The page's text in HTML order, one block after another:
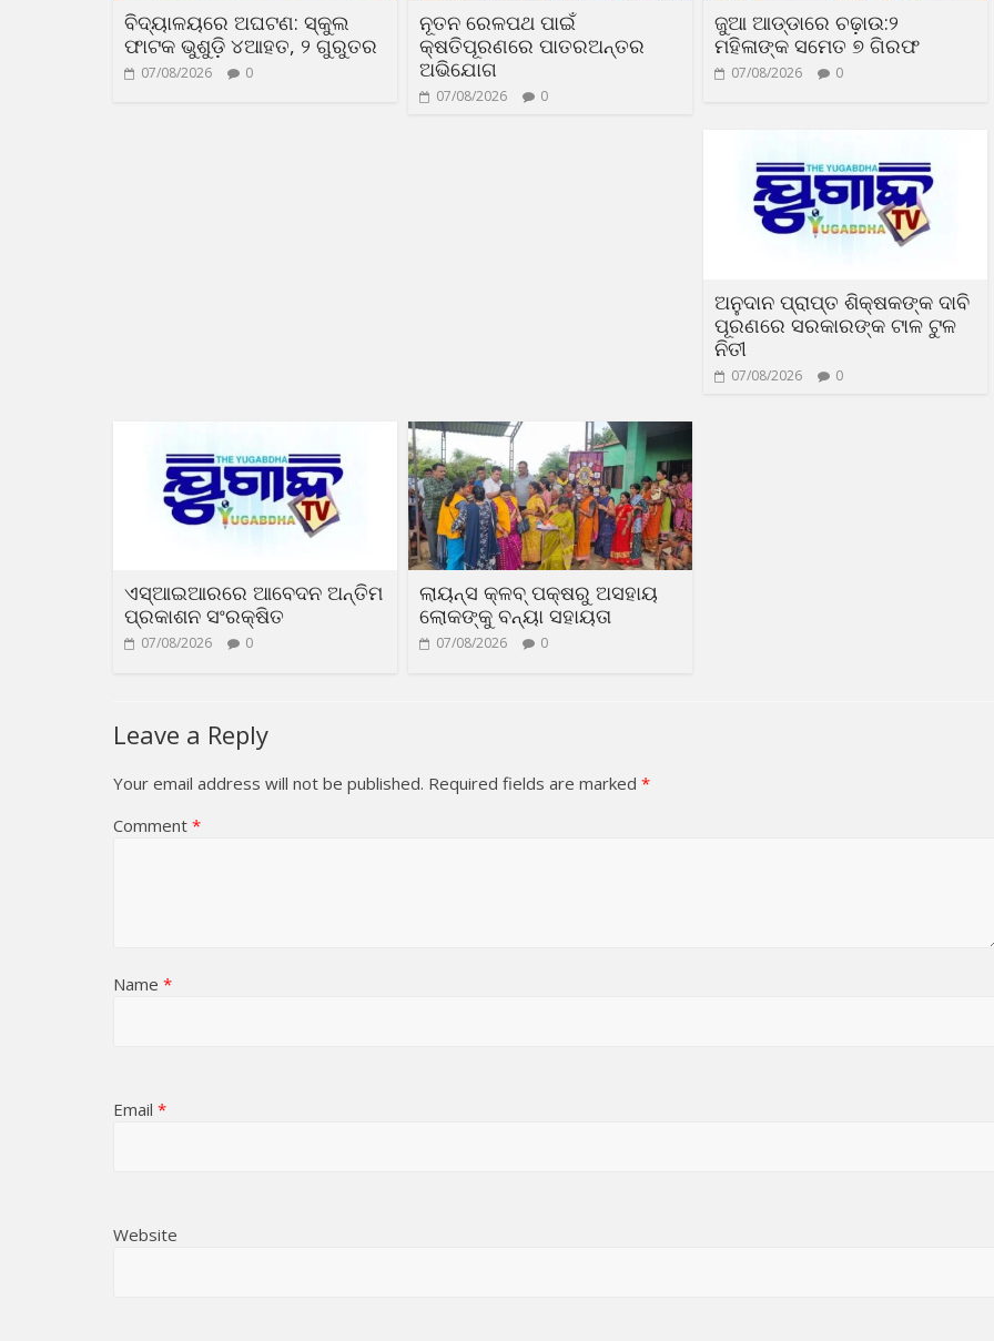
ବିଦ୍ୟାଳୟରେ ଅଘଟଣ: ସ୍କୁଲ
ଫାଟକ ଭୁଶୁଡ଼ି ୪ଆହତ, ୨ ଗୁରୁତର
07/08/2026 0
ନୂତନ ରେଳପଥ ପାଇଁ
କ୍ଷତିପୂରଣରେ ପାତରଅନ୍ତର
ଅଭିଯୋଗ
07/08/2026 0
ଜୁଆ ଆଡ୍ଡାରେ ଚଢ଼ାଉ:୨
ମହିଳାଙ୍କ ସମେତ ୭ ଗିରଫ
07/08/2026 0
ଅନୁଦାନ ପ୍ରାପ୍ତ ଶିକ୍ଷକଙ୍କ ଦାବି
ପୂରଣରେ ସରକାରଙ୍କ ଟାଳ ଟୁଳ
ନିତୀ
07/08/2026 0
ଏସ୍‌ଆଇଆରରେ ଆବେଦନ ଅନ୍ତିମ
ପ୍ରକାଶନ ସଂରକ୍ଷିତ
07/08/2026 0
ଲାୟନ୍ସ କ୍ଳବ୍ ପକ୍ଷରୁ ଅସହାୟ
ଲୋକଙ୍କୁ ବନ୍ୟା ସହାୟତା
07/08/2026 0
Leave a Reply
Your email address will not be published. Required fields are marked *
Comment *
Name *
Email *
Website